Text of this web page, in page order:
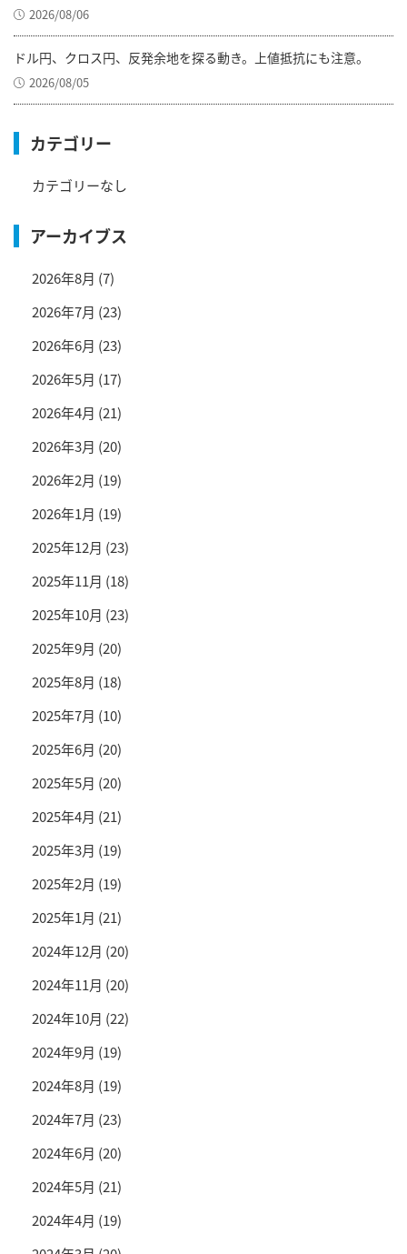
2026/08/06
ドル円、クロス円、反発余地を探る動き。上値抵抗にも注意。
2026/08/05
カテゴリー
カテゴリーなし
アーカイブス
2026年8月 (7)
2026年7月 (23)
2026年6月 (23)
2026年5月 (17)
2026年4月 (21)
2026年3月 (20)
2026年2月 (19)
2026年1月 (19)
2025年12月 (23)
2025年11月 (18)
2025年10月 (23)
2025年9月 (20)
2025年8月 (18)
2025年7月 (10)
2025年6月 (20)
2025年5月 (20)
2025年4月 (21)
2025年3月 (19)
2025年2月 (19)
2025年1月 (21)
2024年12月 (20)
2024年11月 (20)
2024年10月 (22)
2024年9月 (19)
2024年8月 (19)
2024年7月 (23)
2024年6月 (20)
2024年5月 (21)
2024年4月 (19)